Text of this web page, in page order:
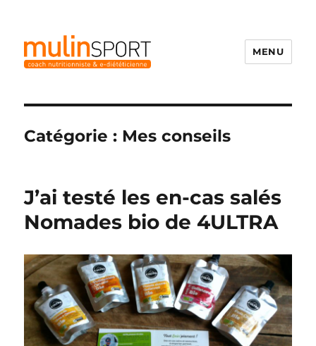
MENU
Catégorie : Mes conseils
J’ai testé les en-cas salés
Nomades bio de 4ULTRA